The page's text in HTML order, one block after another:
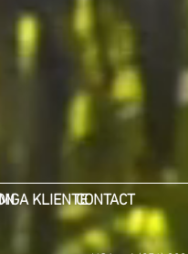
KLIENTECONTACT